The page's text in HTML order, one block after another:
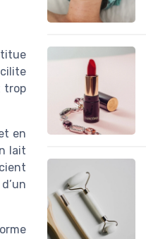
trop
en
lait